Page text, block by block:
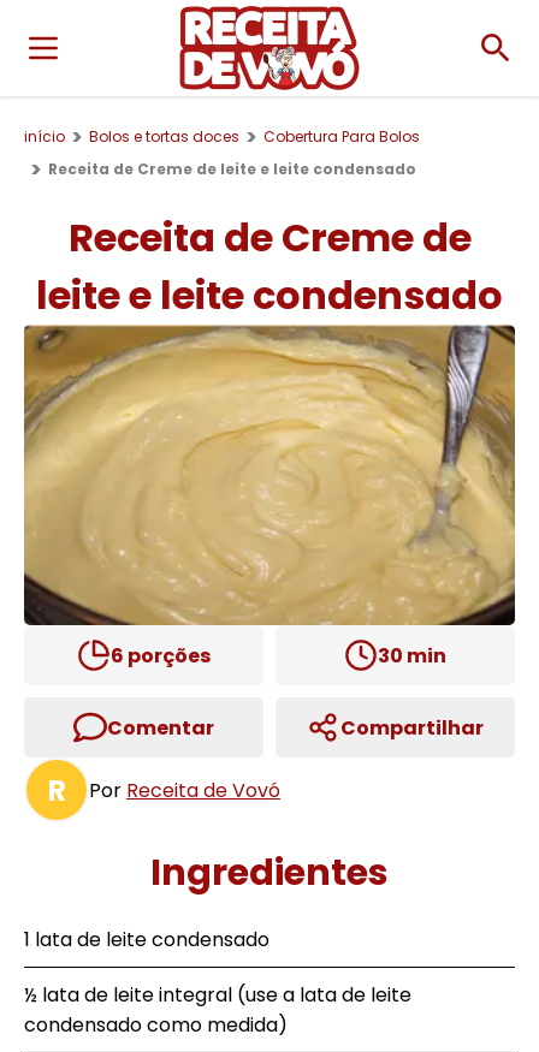
início Bolos e tortas doces
Cobertura Para Bolos
Receita de Creme de leite e leite condensado
Receita de Creme de
leite e leite condensado
6 porções 30 min
Comentar Compartilhar
R Por Receita de Vovó
Ingredientes
1 lata de leite condensado
½ lata de leite integral (use a lata de leite
condensado como medida)